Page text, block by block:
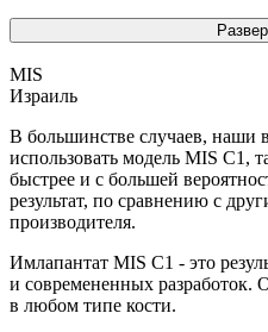
MIS
Израиль
В большинстве случаев, наши
использовать модель MIS C1,
быстрее и с большей
результат, по сравнению с
производителя.
Имлапантат MIS C1 - это
и современенных разработок.
в любом типе кости.